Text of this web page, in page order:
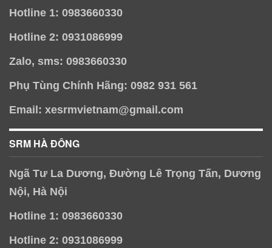
SRM HÀ ĐÔNG
Ngã Tư La Dương, Đường Lê Trọng Tấn, Dương
Nội, Hà Nội